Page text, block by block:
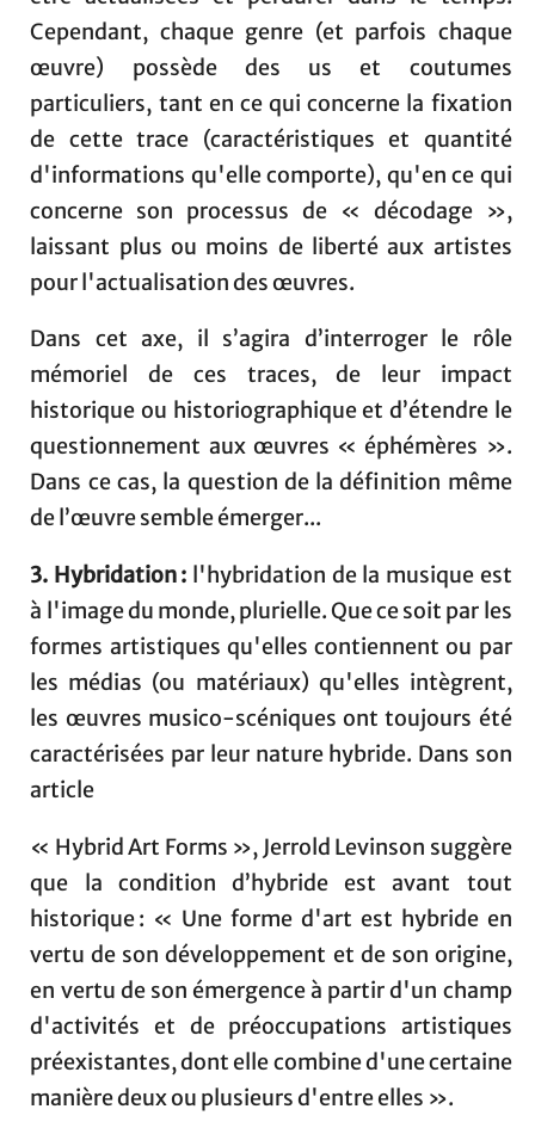
Cependant, chaque genre (et parfois chaque
œuvre) possède des us et coutumes
particuliers, tant en ce qui concerne la fixation
de cette trace (caractéristiques et quantité
d'informations qu'elle comporte), qu'en ce qui
concerne son processus de « décodage »,
laissant plus ou moins de liberté aux artistes
pour l'actualisation des œuvres.
Dans cet axe, il s’agira d’interroger le rôle
mémoriel de ces traces, de leur impact
historique ou historiographique et d’étendre le
questionnement aux œuvres « éphémères ».
Dans ce cas, la question de la définition même
de l’œuvre semble émerger...
3. Hybridation : l'hybridation de la musique est
à l'image du monde, plurielle. Que ce soit par les
formes artistiques qu'elles contiennent ou par
les médias (ou matériaux) qu'elles intègrent,
les œuvres musico-scéniques ont toujours été
caractérisées par leur nature hybride. Dans son
article
« Hybrid Art Forms », Jerrold Levinson suggère
que la condition d’hybride est avant tout
historique : « Une forme d'art est hybride en
vertu de son développement et de son origine,
en vertu de son émergence à partir d'un champ
d'activités et de préoccupations artistiques
préexistantes, dont elle combine d'une certaine
manière deux ou plusieurs d'entre elles ».